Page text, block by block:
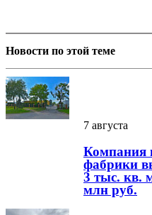
Новости по этой теме
7 августа
Компания
фабрики
3 тыс. кв.
млн руб.